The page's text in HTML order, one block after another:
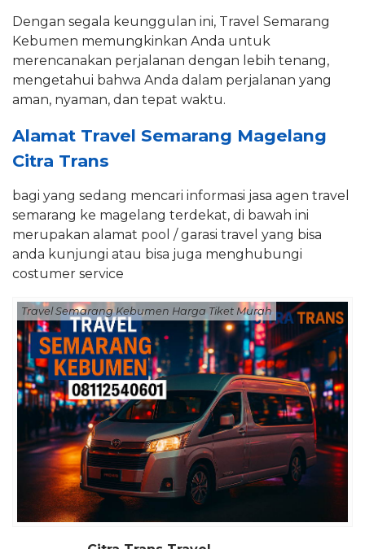
Dengan segala keunggulan ini, Travel Semarang
Kebumen memungkinkan Anda untuk
merencanakan perjalanan dengan lebih tenang,
mengetahui bahwa Anda dalam perjalanan yang
aman, nyaman, dan tepat waktu.
Alamat Travel Semarang Magelang
Citra Trans
bagi yang sedang mencari informasi jasa agen travel
semarang ke magelang terdekat, di bawah ini
merupakan alamat pool / garasi travel yang bisa
anda kunjungi atau bisa juga menghubungi
costumer service
Travel Semarang Kebumen Harga Tiket Murah